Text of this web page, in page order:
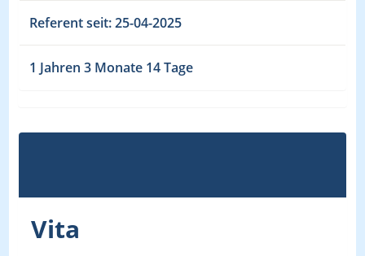
Referent seit: 25-04-2025
1 Jahren 3 Monate 14 Tage
Vita